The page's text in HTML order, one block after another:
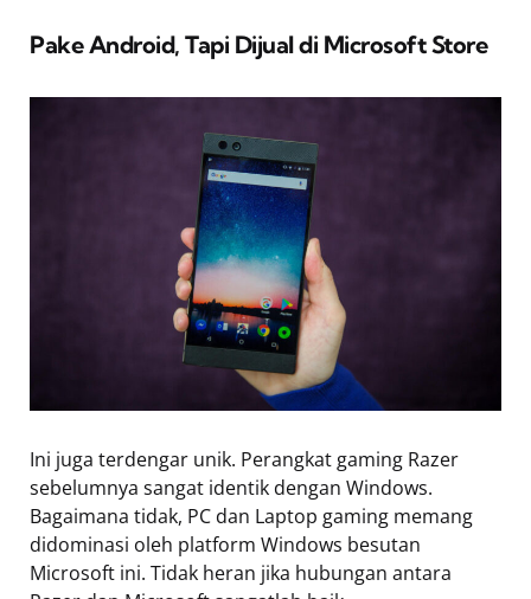
Pake Android, Tapi Dijual di Microsoft Store
Ini juga terdengar unik. Perangkat gaming Razer
sebelumnya sangat identik dengan Windows.
Bagaimana tidak, PC dan Laptop gaming memang
didominasi oleh platform Windows besutan
Microsoft ini. Tidak heran jika hubungan antara